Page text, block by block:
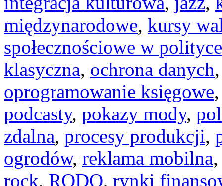
międzynarodowe, kursy
społecznościowe w polityce
klasyczna, ochrona danych
oprogramowanie księgowe
podcasty, pokazy mody,
zdalna, procesy produkcji,
ogrodów, reklama mobilna
rock, RODO, rynki